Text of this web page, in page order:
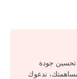
تحسين جودة
مساهمتك، ندعوك